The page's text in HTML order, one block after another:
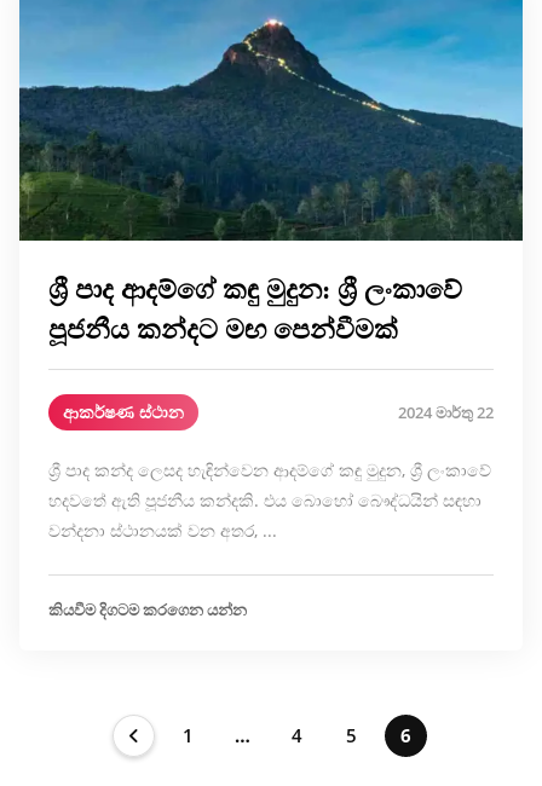
ශ්‍රී පාද ආදම්ගේ කඳු මුදුන: ශ්‍රී ලංකාවේ
පූජනීය කන්දට මඟ පෙන්වීමක්
ආකර්ෂණ ස්ථාන 2024 මාර්තු 22
ශ්‍රී පාද කන්ද ලෙසද හැඳින්වෙන ආදම්ගේ කඳු මුදුන, ශ්‍රී ලංකාවේ
හදවතේ ඇති පූජනීය කන්දකි. එය බොහෝ බෞද්ධයින් සඳහා
වන්දනා ස්ථානයක් වන අතර, ...
කියවීම දිගටම කරගෙන යන්න
1 … 4 5 6